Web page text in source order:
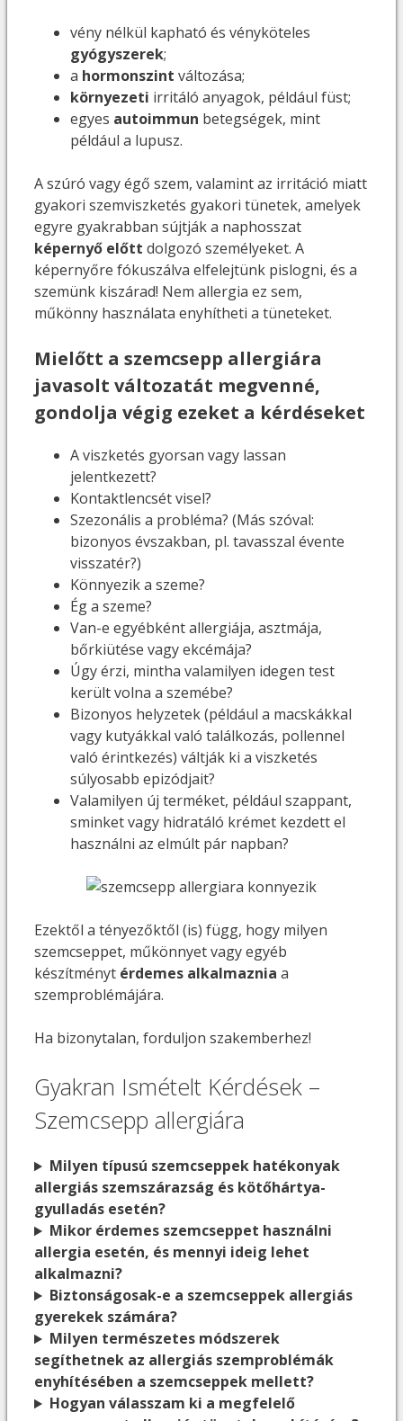
vény nélkül kapható és vényköteles
gyógyszerek;
a hormonszint változása;
környezeti irritáló anyagok, például füst;
egyes autoimmun betegségek, mint
például a lupusz.
A szúró vagy égő szem, valamint az irritáció miatt
gyakori szemviszketés gyakori tünetek, amelyek
egyre gyakrabban sújtják a naphosszat
képernyő előtt dolgozó személyeket. A
képernyőre fókuszálva elfelejtünk pislogni, és a
szemünk kiszárad! Nem allergia ez sem,
műkönny használata enyhítheti a tüneteket.
Mielőtt a szemcsepp allergiára
javasolt változatát megvenné,
gondolja végig ezeket a kérdéseket
A viszketés gyorsan vagy lassan
jelentkezett?
Kontaktlencsét visel?
Szezonális a probléma? (Más szóval:
bizonyos évszakban, pl. tavasszal évente
visszatér?)
Könnyezik a szeme?
Ég a szeme?
Van-e egyébként allergiája, asztmája,
bőrkiütése vagy ekcémája?
Úgy érzi, mintha valamilyen idegen test
került volna a szemébe?
Bizonyos helyzetek (például a macskákkal
vagy kutyákkal való találkozás, pollennel
való érintkezés) váltják ki a viszketés
súlyosabb epizódjait?
Valamilyen új terméket, például szappant,
sminket vagy hidratáló krémet kezdett el
használni az elmúlt pár napban?
Ezektől a tényezőktől (is) függ, hogy milyen
szemcseppet, műkönnyet vagy egyéb
készítményt érdemes alkalmaznia a
szemproblémájára.
Ha bizonytalan, forduljon szakemberhez!
Gyakran Ismételt Kérdések –
Szemcsepp allergiára
Milyen típusú szemcseppek hatékonyak
allergiás szemszárazság és kötőhártya-
gyulladás esetén?
Mikor érdemes szemcseppet használni
allergia esetén, és mennyi ideig lehet
alkalmazni?
Biztonságosak-e a szemcseppek allergiás
gyerekek számára?
Milyen természetes módszerek
segíthetnek az allergiás szemproblémák
enyhítésében a szemcseppek mellett?
Hogyan válasszam ki a megfelelő